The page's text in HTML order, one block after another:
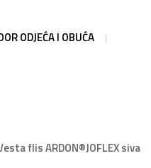
ODJEĆA I OBUĆA
flis ARDON®JOFLEX siva